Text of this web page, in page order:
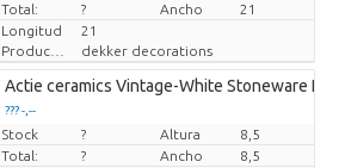
Total:
? Ancho
21
Longitud
21
Productor
dekker decorations
Actie ceramics Vintage-White Stoneware Pot
??? -,--
Precio por pieza
Stock ? Altura
8,5
Total:
? Ancho
8,5